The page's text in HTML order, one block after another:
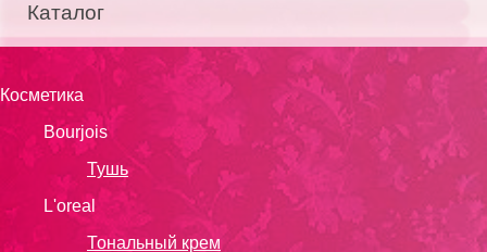
Каталог
Косметика
Bourjois
Тушь
L'oreal
Тональный крем